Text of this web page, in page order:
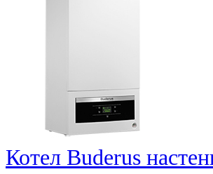
Котел Buderus